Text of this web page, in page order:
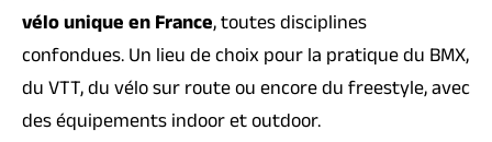
vélo unique en France, toutes disciplines
confondues. Un lieu de choix pour la pratique du BMX,
du VTT, du vélo sur route ou encore du freestyle, avec
des équipements indoor et outdoor.